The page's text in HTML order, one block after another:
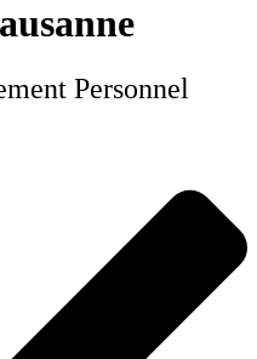
Personnel